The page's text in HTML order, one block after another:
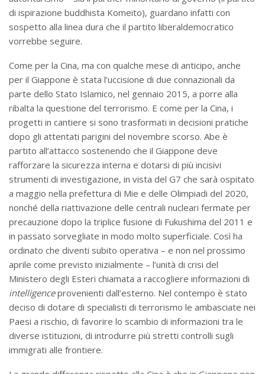
di ispirazione buddhista Komeito), guardano infatti con
sospetto alla linea dura che il partito liberaldemocratico
vorrebbe seguire.
Come per la Cina, ma con qualche mese di anticipo, anche
per il Giappone è stata l’uccisione di due connazionali da
parte dello Stato Islamico, nel gennaio 2015, a porre alla
ribalta la questione del terrorismo. E come per la Cina, i
progetti in cantiere si sono trasformati in decisioni pratiche
dopo gli attentati parigini del novembre scorso. Abe è
partito all’attacco sostenendo che il Giappone deve
rafforzare la sicurezza interna e dotarsi di più incisivi
strumenti di investigazione, in vista del G7 che sarà ospitato
a maggio nella prefettura di Mie e delle Olimpiadi del 2020,
nonché della riattivazione delle centrali nucleari fermate per
precauzione dopo la triplice fusione di Fukushima del 2011 e
in passato sorvegliate in modo molto superficiale. Così ha
ordinato che diventi subito operativa – e non nel prossimo
aprile come previsto inizialmente – l’unità di crisi del
Ministero degli Esteri chiamata a raccogliere informazioni di
intelligenceprovenienti dall’esterno. Nel contempo è stato
deciso di dotare di specialisti di terrorismo le ambasciate nei
Paesi a rischio, di favorire lo scambio di informazioni tra le
diverse istituzioni, di introdurre più stretti controlli sugli
immigrati alle frontiere.